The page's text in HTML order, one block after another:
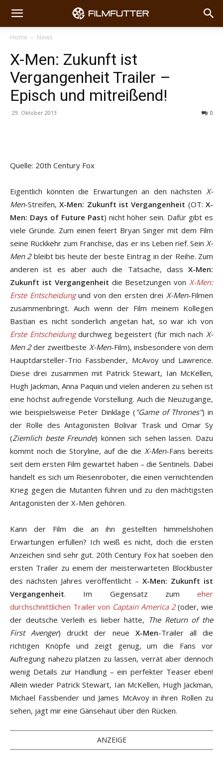
Home News
X-Men: Zukunft ist
Vergangenheit Trailer –
Episch und mitreißend!
29. Oktober 2013 0
Quelle: 20th Century Fox
Eigentlich könnten die Erwartungen an den nächsten X-
Men-Streifen,X-Men: Zukunft ist Vergangenheit (OT:X-
Men: Days of Future Past) nicht höher sein. Dafür gibt es
viele Gründe. Zum einen feiert Bryan Singer mit dem Film
seine Rückkehr zum Franchise, das er ins Leben rief. Sein X-
Men 2bleibt bis heute der beste Eintrag in der Reihe. Zum
anderen ist es aber auch die Tatsache, dass X-Men:
Zukunft ist Vergangenheit die Besetzungen vonX-Men:
Erste Entscheidungund von den ersten dreiX-Men-Filmen
zusammenbringt. Auch wenn der Film meinem Kollegen
Bastian es nicht sonderlich angetan hat, so war ich von
Erste Entscheidungdurchweg begeistert (für mich nachX-
Men 2der zweitbeste X-Men-Film), insbesondere von dem
Hauptdarsteller-Trio Fassbender, McAvoy und Lawrence.
Diese drei zusammen mit Patrick Stewart, Ian McKellen,
Hugh Jackman, Anna Paquin und vielen anderen zu sehen ist
eine höchst aufregende Vorstellung. Auch die Neuzugänge,
wie beispielsweise Peter Dinklage ( "Game of Thrones") in
der Rolle des Antagonisten Bolivar Trask und Omar Sy
(Ziemlich beste Freunde) können sich sehen lassen. Dazu
kommt noch die Storyline, auf die die X-Men-Fans bereits
seit dem ersten Film gewartet haben – die Sentinels. Dabei
handelt es sich um Riesenroboter, die einen vernichtenden
Krieg gegen die Mutanten führen und zu den mächtigsten
Antagonisten der X-Men gehören.
Kann der Film die an ihn gestellten himmelshohen
Erwartungen erfüllen? Ich weiß es nicht, doch die ersten
Anzeichen sind sehr gut. 20th Century Fox hat soeben den
ersten Trailer zu einem der meisterwarteten Blockbuster
des nächsten Jahres veröffentlicht – X-Men: Zukunft ist
Vergangenheit. Im Gegensatz zum eher
durchschnittlichen Trailer von Captain America 2(oder, wie
der deutsche Verleih es lieber hätte, The Return of the
First Avenger) drückt der neue X-Men-Trailer all die
richtigen Knöpfe und zeigt genug, um die Fans vor
Aufregung nahezu platzen zu lassen, verrät aber dennoch
wenig Details zur Handlung – ein perfekter Teaser eben!
Allein wieder Patrick Stewart, Ian McKellen, Hugh Jackman,
Michael Fassbender und James McAvoy in ihren Rollen zu
sehen, jagt mir eine Gänsehaut über den Rücken.
ANZEIGE